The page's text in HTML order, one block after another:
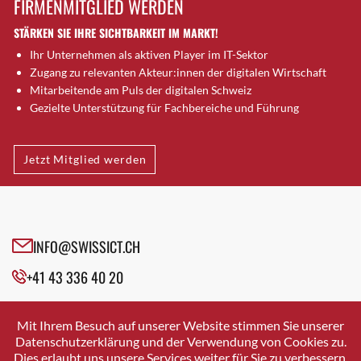
Brütten
Bubendorf
Bubikon
Buchs (SG)
Burgdorf
Bülach
Cazis
Cham
Davos Platz
Davos Platz 1
Dietikon
Dietlikon
FIRMENMITGLIED WERDEN
STÄRKEN SIE IHRE SICHTBARKEIT IM MARKT!
Ihr Unternehmen als aktiven Player im IT-Sektor
Zugang zu relevanten Akteur:innen der digitalen Wirtschaft
Mitarbeitende am Puls der digitalen Schweiz
Gezielte Unterstützung für Fachbereiche und Führung
Jetzt Mitglied werden
INFO@SWISSICT.CH
+41 43 336 40 20
SWISSICT
VULKANSTRASSE 120
8048 ZURICH
Mit Ihrem Besuch auf unserer Website stimmen Sie unserer
Datenschutzerklärung und der Verwendung von Cookies zu.
Dies erlaubt uns unsere Services weiter für Sie zu verbessern.